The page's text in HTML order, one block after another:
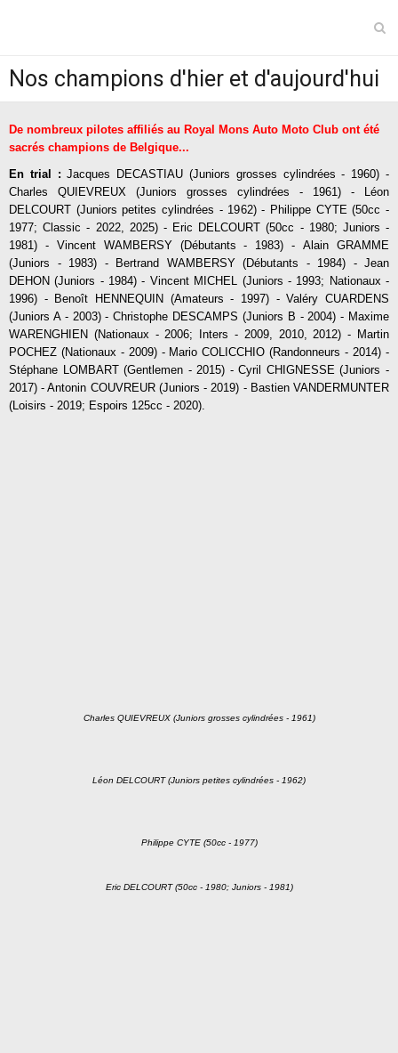
Langues
Véhicules Ancêtres
L'Etoile du Hainaut
MX BEX
Trial
Pre65'Trial
Tanks in Town
Nos champions d'hier et d'aujourd'hui
De nombreux pilotes affiliés au Royal Mons Auto Moto Club ont été
sacrés champions de Belgique...
En trial :Jacques DECASTIAU (Juniors grosses cylindrées - 1960) -
Charles QUIEVREUX (Juniors grosses cylindrées - 1961) - Léon
DELCOURT (Juniors petites cylindrées - 1962) - Philippe CYTE (50cc -
1977; Classic - 2022, 2025) - Eric DELCOURT (50cc - 1980; Juniors -
1981) - Vincent WAMBERSY (Débutants - 1983) - Alain GRAMME
(Juniors - 1983) - Bertrand WAMBERSY (Débutants - 1984) - Jean
DEHON (Juniors - 1984) - Vincent MICHEL (Juniors - 1993; Nationaux -
1996) - Benoît HENNEQUIN (Amateurs - 1997) - Valéry CUARDENS
(Juniors A - 2003) - Christophe DESCAMPS (Juniors B - 2004) - Maxime
WARENGHIEN (Nationaux - 2006; Inters - 2009, 2010, 2012) - Martin
POCHEZ (Nationaux - 2009) - Mario COLICCHIO (Randonneurs - 2014) -
Stéphane LOMBART (Gentlemen - 2015) - Cyril CHIGNESSE (Juniors -
2017) - Antonin COUVREUR (Juniors - 2019) - Bastien VANDERMUNTER
(Loisirs - 2019; Espoirs 125cc - 2020).
Charles QUIEVREUX (Juniors grosses cylindrées - 1961)
Léon DELCOURT (Juniors petites cylindrées - 1962)
Philippe CYTE (50cc - 1977)
Eric DELCOURT (50cc - 1980; Juniors - 1981)